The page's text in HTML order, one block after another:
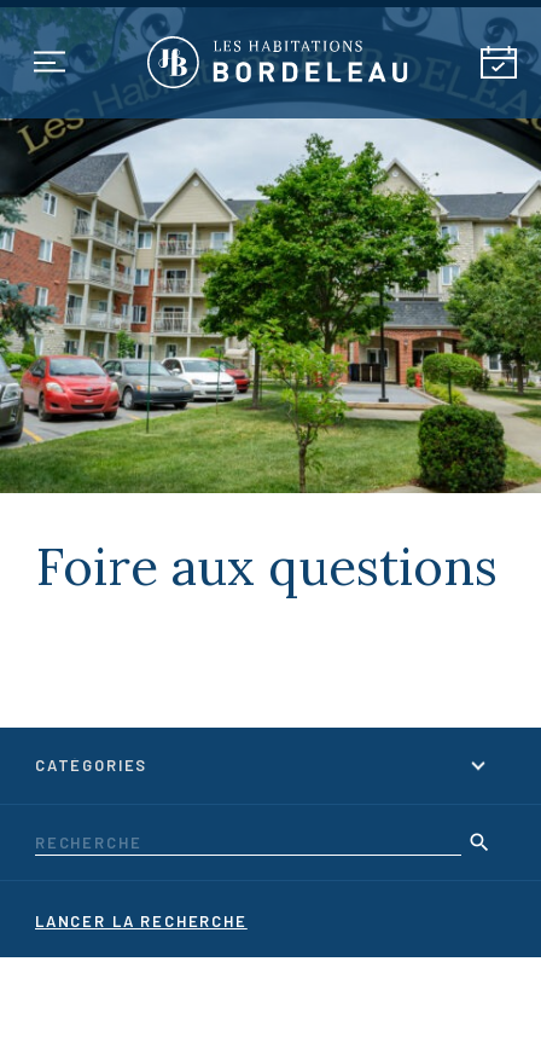
MILIEU DE VIE
NOS RÉSIDENCES
SOINS ET SERVICES DE
SANTÉ
ACTIVITÉS
Actualités
Carrières
Foire aux questions
CATÉGORIES
LANCER LA RECHERCHE